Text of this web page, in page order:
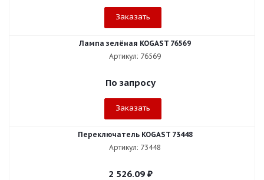
Заказать
Лампа зелёная KOGAST 76569
Артикул: 76569
По запросу
Заказать
Переключатель KOGAST 73448
Артикул: 73448
2 526.09 ₽